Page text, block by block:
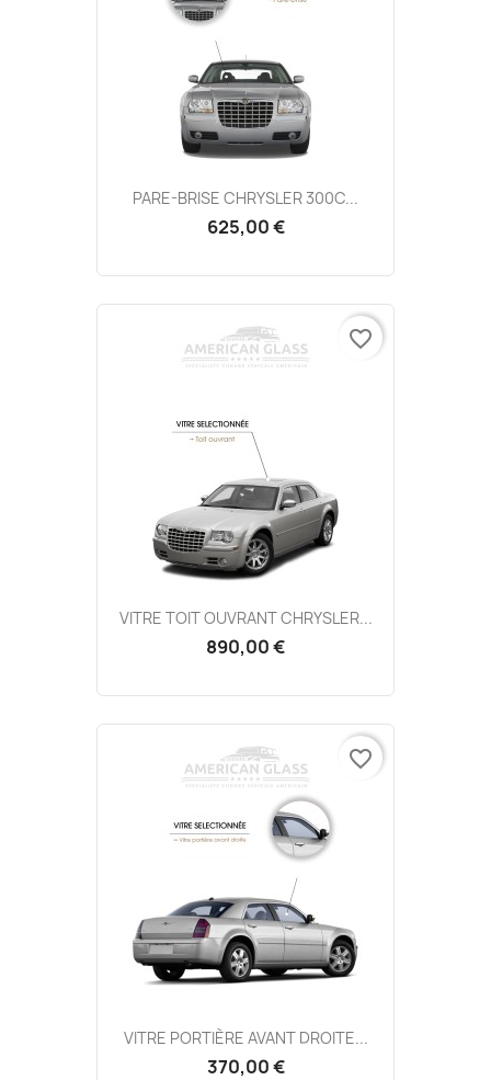
PARE-BRISE CHRYSLER 300C...
625,00 €
VITRE TOIT OUVRANT CHRYSLER...
890,00 €
favorite_border
VITRE PORTIÈRE AVANT DROITE...
370,00 €
favorite_border